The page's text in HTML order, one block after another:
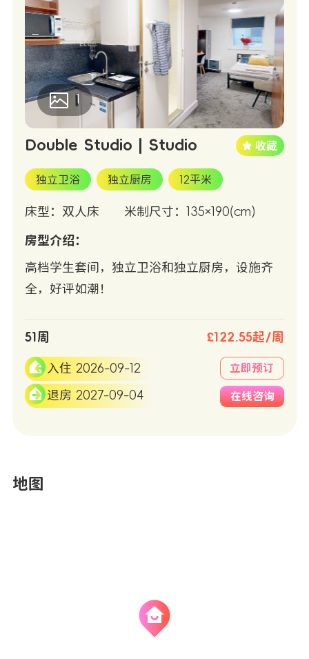
1
Double Studio | Studio
独立卫浴 独立厨房 12平米
床型：双人床 米制尺寸：135×190(cm)
房型介绍：
高档学生套间，独立卫浴和独立厨房，设施齐
全，好评如潮！
51周 £122.55起/周
入住 2026-09-12
退房 2027-09-04
立即预订
在线咨询
地图